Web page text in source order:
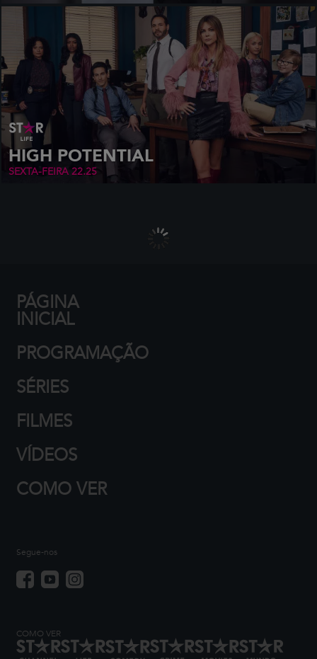
HIGH POTENTIAL
SEXTA-FEIRA 22.25
PÁGINA
INICIAL
PROGRAMAÇÃO
SÉRIES
FILMES
VÍDEOS
COMO VER
Segue-nos
COMO VER